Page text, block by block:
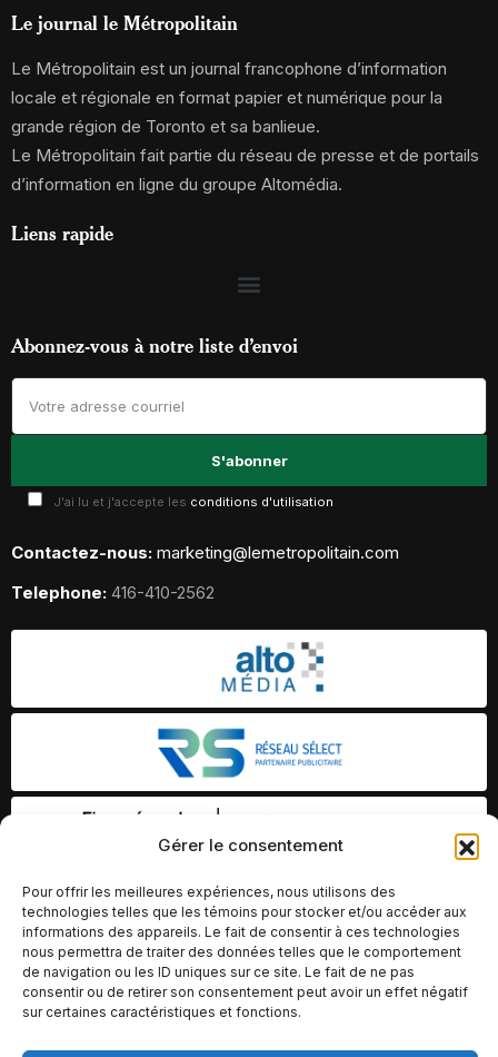
Gérer le consentement
Pour offrir les meilleures expériences, nous utilisons des
technologies telles que les témoins pour stocker et/ou accéder aux
informations des appareils. Le fait de consentir à ces technologies
nous permettra de traiter des données telles que le comportement
de navigation ou les ID uniques sur ce site. Le fait de ne pas
consentir ou de retirer son consentement peut avoir un effet négatif
sur certaines caractéristiques et fonctions.
Le journal le Métropolitain
Le Métropolitain est un journal francophone d’information
locale et régionale en format papier et numérique pour la
grande région de Toronto et sa banlieue.
Le Métropolitain fait partie du réseau de presse et de portails
d’information en ligne du groupe Altomédia.
Liens rapide
Abonnez-vous à notre liste d’envoi
J'ai lu et j'accepte les conditions d'utilisation
Contactez-nous: marketing@lemetropolitain.com
Telephone: 416-410-2562